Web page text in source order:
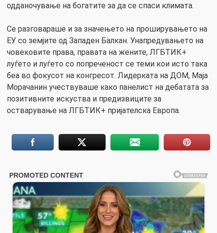
одданочување на богатите за да се спаси климата.
Се разговараше и за значењето на проширувањето на
ЕУ со земјите од Западен Балкан. Унапредувањето на
човековите права, правата на жените, ЛГБТИК+
луѓето и луѓето со попреченост се теми кои исто така
беа во фокусот на конгресот. Лидерката на ДОМ, Маја
Морачанин учествуваше како панелист на дебатата за
позитивните искуства и предизвиците за
остварување на ЛГБТИК+ пријателска Европа.